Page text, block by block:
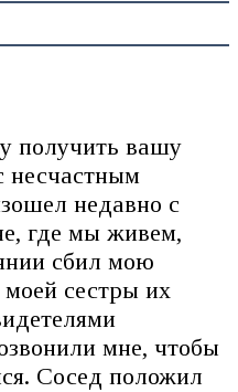
получить вашу
несчастным
недавно с
где мы живем,
сбил мою
сестры их
мне, чтобы
Сосед положил